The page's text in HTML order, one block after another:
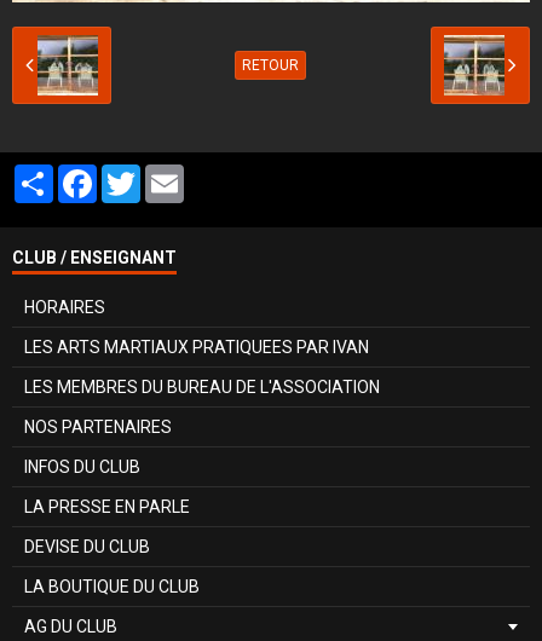
RETOUR
PartagerFacebook
Twitter
CLUB / ENSEIGNANT
HORAIRES
LES ARTS MARTIAUX PRATIQUEES PAR IVAN
LES MEMBRES DU BUREAU DE L'ASSOCIATION
NOS PARTENAIRES
INFOS DU CLUB
LA PRESSE EN PARLE
DEVISE DU CLUB
LA BOUTIQUE DU CLUB
AG DU CLUB